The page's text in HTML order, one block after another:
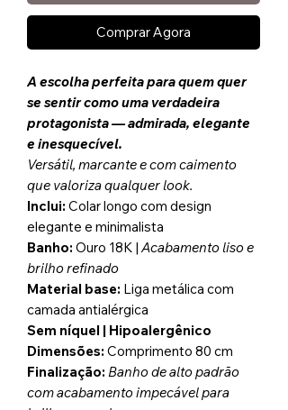
Comprar Agora
A escolha perfeita para quem quer
se sentir como uma verdadeira
protagonista — admirada, elegante
e inesquecível.
Versátil, marcante e com caimento
que valoriza qualquer look.
Inclui: Colar longo com design
elegante e minimalista
Banho: Ouro 18K | Acabamento liso e
brilho refinado
Material base: Liga metálica com
camada antialérgica
Sem níquel | Hipoalergênico
Dimensões: Comprimento 80 cm
Finalização: Banho de alto padrão
com acabamento impecável para